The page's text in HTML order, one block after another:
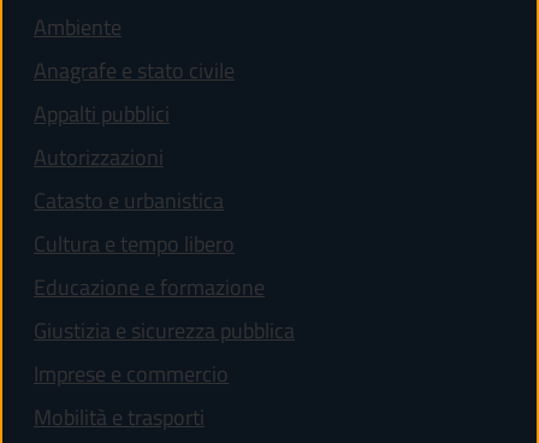
Ambiente
Anagrafe e stato civile
Appalti pubblici
Autorizzazioni
Catasto e urbanistica
Cultura e tempo libero
Educazione e formazione
Giustizia e sicurezza pubblica
Imprese e commercio
Mobilità e trasporti